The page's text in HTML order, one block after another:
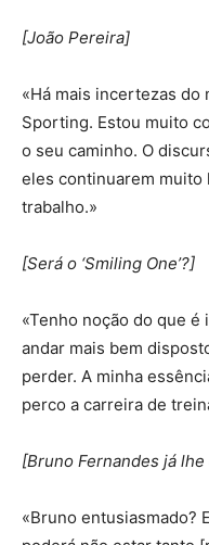
[João Pereira]
«Há mais incertezas do
Sporting. Estou muito
o seu caminho. O
eles continuarem muito
trabalho.»
[Será o ‘Smiling One’?]
«Tenho noção do que
andar mais bem
perder. A minha
perco a carreira de
[Bruno Fernandes já
«Bruno entusiasmado?